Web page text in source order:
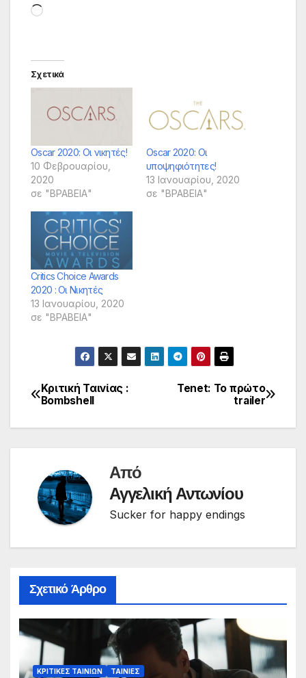
Loading…
Σχετικά
Oscar 2020: Οι νικητές!
10 Φεβρουαρίου,
2020
σε "ΒΡΑΒΕΙΑ"
Oscar 2020: Οι
υποψηφιότητες!
13 Ιανουαρίου, 2020
σε "ΒΡΑΒΕΙΑ"
Critics Choice Awards
2020 : Οι Νικητές
13 Ιανουαρίου, 2020
σε "ΒΡΑΒΕΙΑ"
Πλοήγηση
άρθρων
Tenet: Το πρώτο
trailer
Κριτική Ταινίας :
Bombshell
Από
Αγγελική Αντωνίου
Sucker for happy endings
Σχετικό Άρθρο
ΚΡΙΤΙΚΕΣ ΤΑΙΝΙΩΝ ΤΑΙΝΙΕΣ